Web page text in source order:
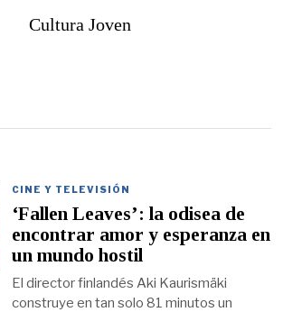
Cultura Joven
CINE Y TELEVISIÓN
‘Fallen Leaves’: la odisea de
encontrar amor y esperanza en
un mundo hostil
El director finlandés Aki Kaurismäki
construye en tan solo 81 minutos un